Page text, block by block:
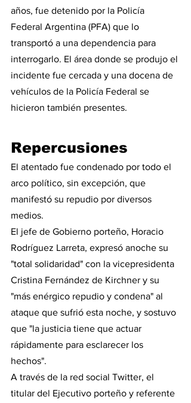
años, fue detenido por la Policía
Federal Argentina (PFA) que lo
transportó a una dependencia para
interrogarlo. El área donde se produjo el
incidente fue cercada y una docena de
vehículos de la Policía Federal se
hicieron también presentes.
Repercusiones
El atentado fue condenado por todo el
arco político, sin excepción, que
manifestó su repudio por diversos
medios.
El jefe de Gobierno porteño, Horacio
Rodríguez Larreta, expresó anoche su
"total solidaridad" con la vicepresidenta
Cristina Fernández de Kirchner y su
"más enérgico repudio y condena" al
ataque que sufrió esta noche, y sostuvo
que "la justicia tiene que actuar
rápidamente para esclarecer los
hechos".
A través de la red social Twitter, el
titular del Ejecutivo porteño y referente